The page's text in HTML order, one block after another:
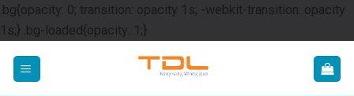
.bg{opacity: 0; transition: opacity 1s; -webkit-transition: opacity
1s;} .bg-loaded{opacity: 1;}Skip
content